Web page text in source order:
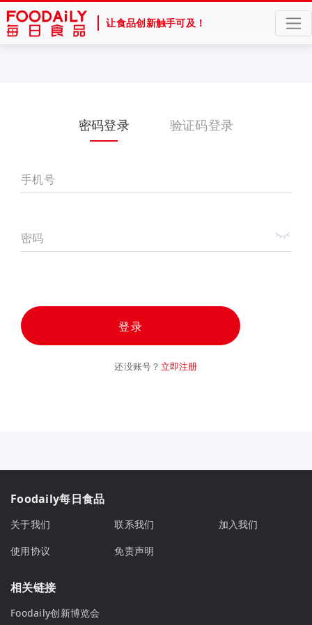
让食品创新触手可及！
密码登录 验证码登录
手机号
密码
登录
还没账号？ 立即注册
Foodaily每日食品
关于我们 联系我们
加入我们
使用协议
免责声明
相关链接
Foodaily创新博览会